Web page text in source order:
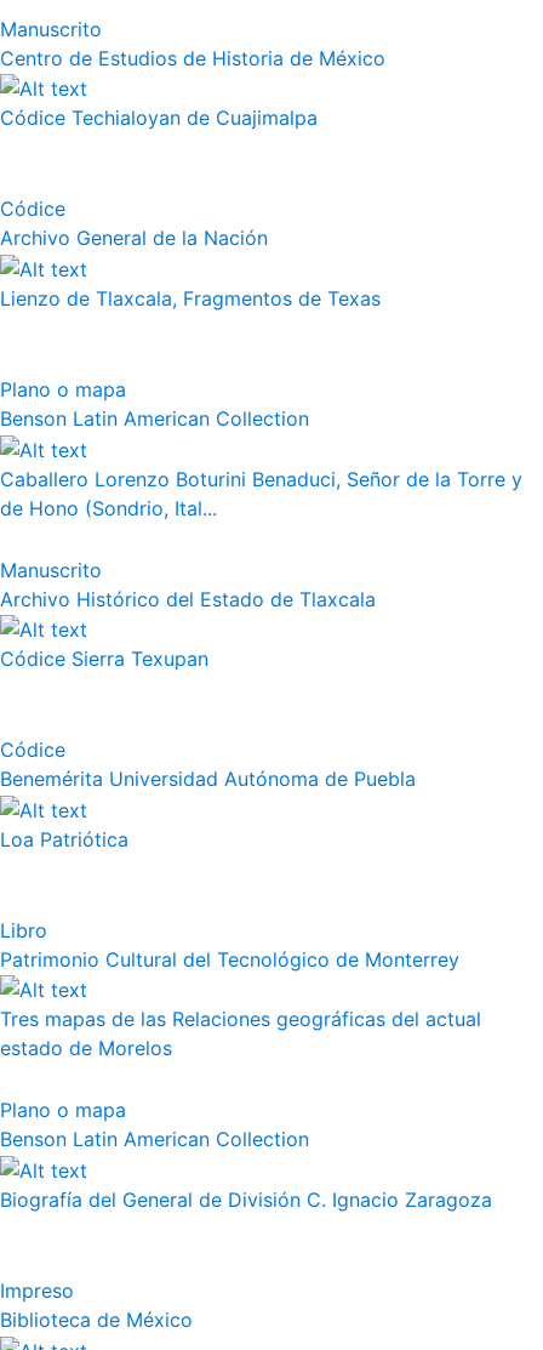
Manuscrito
Centro de Estudios de Historia de México
Códice Techialoyan de Cuajimalpa
Códice
Archivo General de la Nación
Lienzo de Tlaxcala, Fragmentos de Texas
Plano o mapa
Benson Latin American Collection
Caballero Lorenzo Boturini Benaduci, Señor de la Torre y
de Hono (Sondrio, Ital...
Manuscrito
Archivo Histórico del Estado de Tlaxcala
Códice Sierra Texupan
Códice
Benemérita Universidad Autónoma de Puebla
Loa Patriótica
Libro
Patrimonio Cultural del Tecnológico de Monterrey
Tres mapas de las Relaciones geográficas del actual
estado de Morelos
Plano o mapa
Benson Latin American Collection
Biografía del General de División C. Ignacio Zaragoza
Impreso
Biblioteca de México